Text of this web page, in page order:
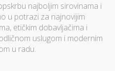
najboljim sirovinama i
u potrazi za najnovijim
etičkim dobavljačima i
uslugom i modernim
u radu.